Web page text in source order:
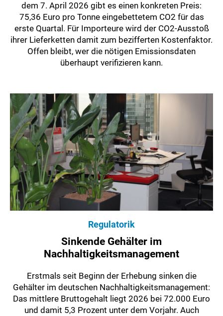
dem 7. April 2026 gibt es einen konkreten Preis:
75,36 Euro pro Tonne eingebettetem CO2 für das
erste Quartal. Für Importeure wird der CO2-Ausstoß
ihrer Lieferketten damit zum bezifferten Kostenfaktor.
Offen bleibt, wer die nötigen Emissionsdaten
überhaupt verifizieren kann.
Regulatorik
Sinkende Gehälter im
Nachhaltigkeitsmanagement
Erstmals seit Beginn der Erhebung sinken die
Gehälter im deutschen Nachhaltigkeitsmanagement:
Das mittlere Bruttogehalt liegt 2026 bei 72.000 Euro
und damit 5,3 Prozent unter dem Vorjahr. Auch